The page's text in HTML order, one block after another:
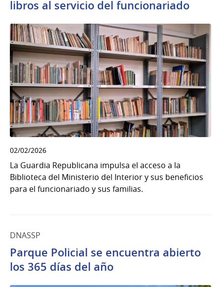
libros al servicio del funcionariado
02/02/2026
La Guardia Republicana impulsa el acceso a la
Biblioteca del Ministerio del Interior y sus beneficios
para el funcionariado y sus familias.
DNASSP
Parque Policial se encuentra abierto
los 365 días del año